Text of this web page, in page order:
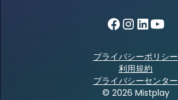
プライバシーポリシー
利用規約
プライバシーセンター
© 2026 Mistplay